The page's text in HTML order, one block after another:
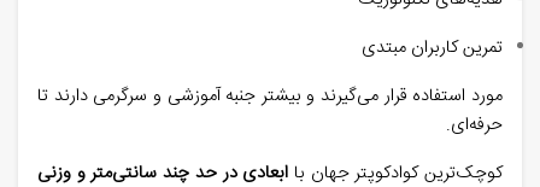
تمرین کاربران مبتدی
مورد استفاده قرار می‌گیرند و بیشتر جنبه آموزشی و سرگرمی دارند تا
حرفه‌ای.
کوچک‌ترین کوادکوپتر جهان با ابعادی در حد چند سانتی‌متر و وزنی